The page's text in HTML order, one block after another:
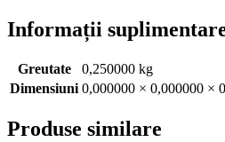
Informații
Greutate
0,250000 kg
Dimensiuni 0,000000 × 0,000000 ×
Produse similare